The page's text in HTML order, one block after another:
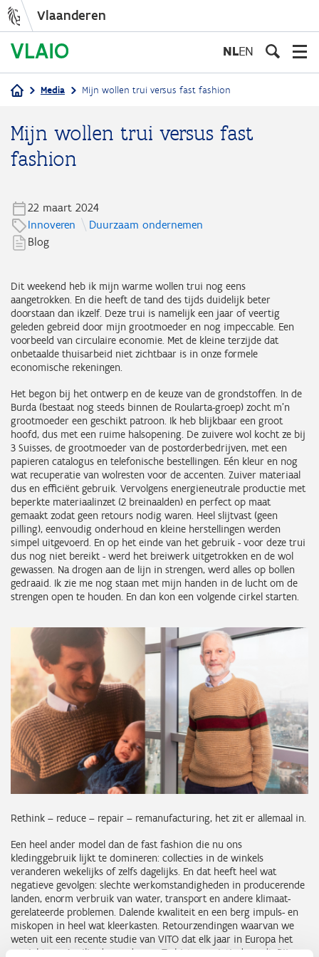
Vlaanderen
NLEN
Media Mijn wollen trui versus fast fashion
Mijn wollen trui versus fast
fashion
22 maart 2024
Innoveren
Duurzaam ondernemen
Blog
Dit weekend heb ik mijn warme wollen trui nog eens
aangetrokken. En die heeft de tand des tijds duidelijk beter
doorstaan dan ikzelf. Deze trui is namelijk een jaar of veertig
geleden gebreid door mijn grootmoeder en nog impeccable. Een
voorbeeld van circulaire economie. Met de kleine terzijde dat
onbetaalde thuisarbeid niet zichtbaar is in onze formele
economische rekeningen.
Het begon bij het ontwerp en de keuze van de grondstoffen. In de
Burda (bestaat nog steeds binnen de Roularta-groep) zocht m’n
grootmoeder een geschikt patroon. Ik heb blijkbaar een groot
hoofd, dus met een ruime halsopening. De zuivere wol kocht ze bij
3 Suisses, de grootmoeder van de postorderbedrijven, met een
papieren catalogus en telefonische bestellingen. Eén kleur en nog
wat recuperatie van wolresten voor de accenten. Zuiver materiaal
dus en efficiënt gebruik. Vervolgens energieneutrale productie met
beperkte materiaalinzet (2 breinaalden) en perfect op maat
gemaakt zodat geen retours nodig waren. Heel slijtvast (geen
pilling), eenvoudig onderhoud en kleine herstellingen werden
simpel uitgevoerd. En op het einde van het gebruik - voor deze trui
dus nog niet bereikt - werd het breiwerk uitgetrokken en de wol
gewassen. Na drogen aan de lijn in strengen, werd alles op bollen
gedraaid. Ik zie me nog staan met mijn handen in de lucht om de
strengen open te houden. En dan kon een volgende cirkel starten.
Rethink – reduce – repair – remanufacturing, het zit er allemaal in.
Een heel ander model dan de fast fashion die nu ons
kledinggebruik lijkt te domineren: collecties in de winkels
veranderen wekelijks of zelfs dagelijks. En dat heeft heel wat
negatieve gevolgen: slechte werkomstandigheden in producerende
landen, enorm verbruik van water, transport en andere klimaat-
gerelateerde problemen. Dalende kwaliteit en een berg impuls- en
miskopen in heel wat kleerkasten. Retourzendingen waarvan we
weten uit een recente studie van VITO dat elk jaar in Europa het
gewicht van 1 miljard ongedragen T-shirts vernietigd wordt. Bijna